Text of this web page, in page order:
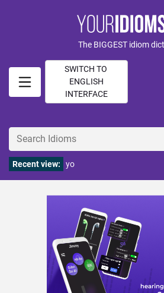
The BIGGEST idiom
SWITCH TO
ENGLISH
INTERFACE
Recent view: yo